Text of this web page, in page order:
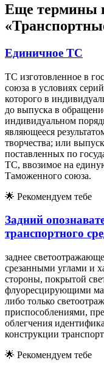
Еще термины
Единичное ТС
ТС изготовленное в
союза в условиях
которого в
до выпуска в
индивидуальном
являющееся
творчества; или
поставленных по
ТС, ввозимое на
Таможенного союза.
🌟 Рекомендуем тебе
Задний
транспортного
заднее
срезанными углами и
стороны, покрытой
флуоресцирующими
либо только
приспособлениями,
облегчения
конструкции
🌟 Рекомендуем тебе